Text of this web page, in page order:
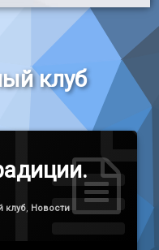
клуб
26.04.2022
клуб, Новости